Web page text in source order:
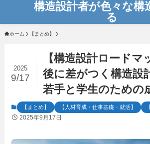
構造設計者が色々な構
る
ホーム 【まとめ】
【構造設計ロード
後に差がつく構造設
若手と学生のための
2025
9/17
【まとめ】 【人材育成・仕事基礎・就活】
2025年9月17日